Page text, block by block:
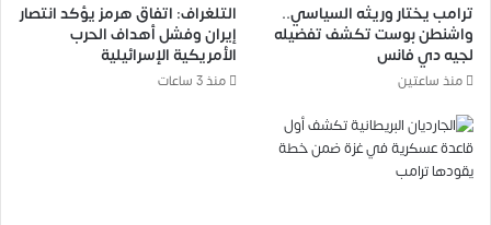
ترامب يختار وريثه السياسي..
واشنطن بوست تكشف تفضيله
لجيه دي فانس
منذ ساعتين
التلغراف: اتفاق هرمز يؤكد انتصار
إيران وفشل أهداف الحرب
الأمريكية الإسرائيلية
منذ 3 ساعات